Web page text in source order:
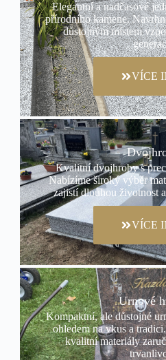
Elegantní a nadčasové
přírodního kamene.
důstojným místem
VÍCE
Kvalitní dvojhroby s
Nabízíme široký výběr
zajistí dlouhou životnost
VÍCE
Urnové
Kompaktní, ale důstojné
ohledem na vkus a
kvalitní materiály